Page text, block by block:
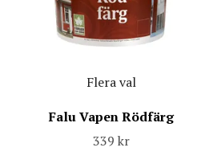
Flera val
Falu Vapen Rödfärg
339 kr